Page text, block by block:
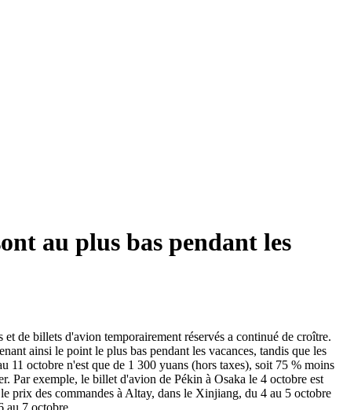
au plus bas pendant les
de billets d'avion temporairement réservés a continué de croître.
ainsi le point le plus bas pendant les vacances, tandis que les
octobre n'est que de 1 300 yuans (hors taxes), soit 75 % moins
Par exemple, le billet d'avion de Pékin à Osaka le 4 octobre est
prix des commandes à Altay, dans le Xinjiang, du 4 au 5 octobre
au 7 octobre.